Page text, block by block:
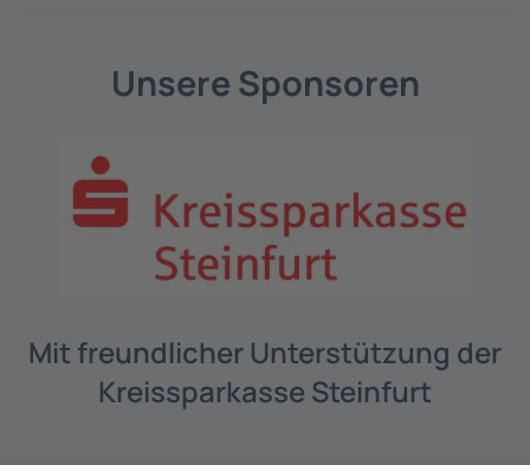
Unsere Sponsoren
Mit freundlicher Unterstützung der
Kreissparkasse Steinfurt